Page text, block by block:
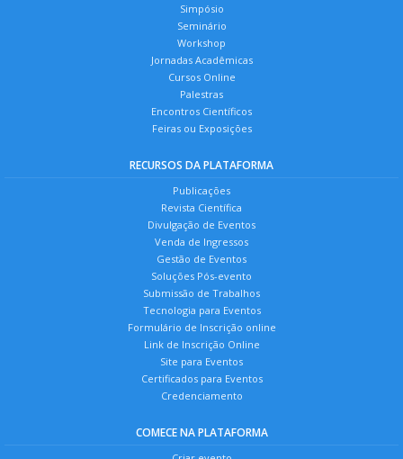
Simpósio
Seminário
Workshop
Jornadas Acadêmicas
Cursos Online
Palestras
Encontros Científicos
Feiras ou Exposições
RECURSOS DA PLATAFORMA
Publicações
Revista Científica
Divulgação de Eventos
Venda de Ingressos
Gestão de Eventos
Soluções Pós-evento
Submissão de Trabalhos
Tecnologia para Eventos
Formulário de Inscrição online
Link de Inscrição Online
Site para Eventos
Certificados para Eventos
Credenciamento
COMECE NA PLATAFORMA